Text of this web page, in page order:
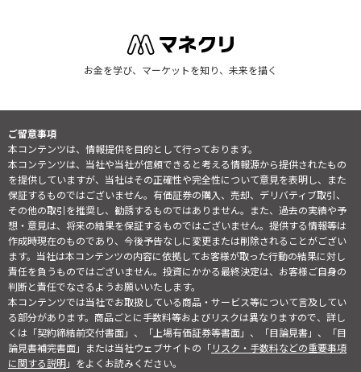
お金を学び、マーケットを知り、未来を描く
ご留意事項
本コンテンツは、情報提供を目的として行っております。
本コンテンツは、当社や当社が信頼できると考える情報源から提供されたもの
を提供していますが、当社はその正確性や完全性について意見を表明し、また
保証するものではございません。有価証券の購入、売却、デリバティブ取引、
その他の取引を推奨し、勧誘するものではありません。また、過去の実績や予
想・意見は、将来の結果を保証するものではございません。提供する情報等は
作成時現在のものであり、今後予告なしに変更または削除されることがござい
ます。当社は本コンテンツの内容に依拠してお客様が取った行動の結果に対し
責任を負うものではございません。投資にかかる最終決定は、お客様ご自身の
判断と責任でなさるようお願いいたします。
本コンテンツでは当社でお取扱している商品・サービス等について言及してい
る部分があります。商品ごとに手数料等およびリスクは異なりますので、詳し
くは「契約締結前交付書面」、「上場有価証券等書面」、「目論見書」、「目
論見書補完書面」または当社ウェブサイトの「リスク・手数料などの重要事項
に関する説明」をよくお読みください。